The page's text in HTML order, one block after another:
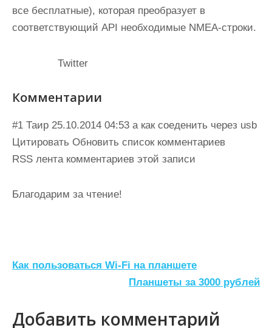
все бесплатные), которая преобразует в
соответствующий API необходимые NMEA-строки.
Twitter
Комментарии
#1 Таир 25.10.2014 04:53 а как соеденить через usb
Цитировать Обновить список комментариев
RSS лента комментариев этой записи
Благодарим за чтение!
Н
в
Как пользоваться Wi-Fi на планшете
Планшеты за 3000 рублей
Добавить комментарий